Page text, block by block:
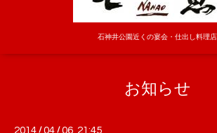
石神井公園近くの宴会・仕出し料理店
お知らせ
2014 /04 /06 21:45